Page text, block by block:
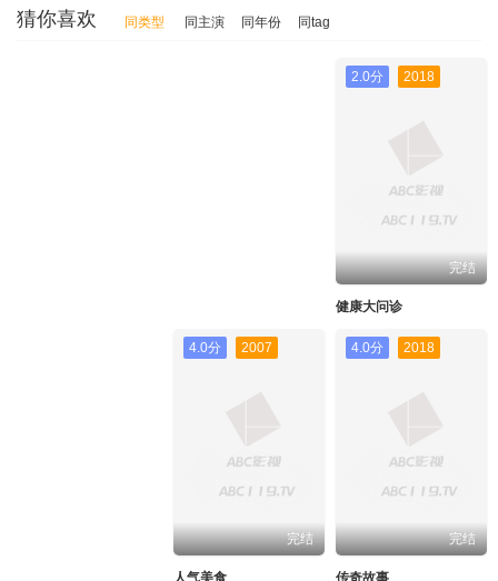
猜你喜欢 同类型 同主演 同年份 同tag
2.0分 2018
完结
健康大问诊
4.0分 2007
完结
人气美食
4.0分 2018
完结
传奇故事